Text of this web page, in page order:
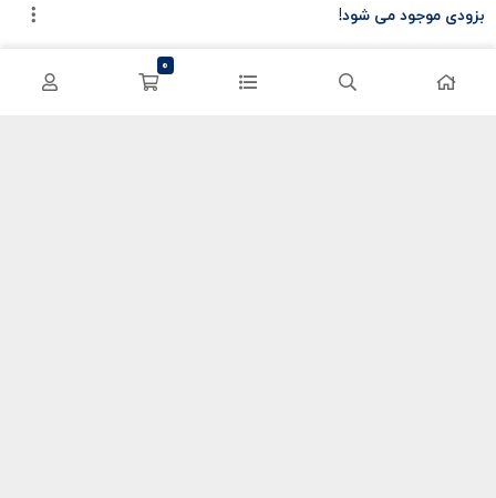
بزودی موجود می شود!
کریستال گنشین
سفارشات
0